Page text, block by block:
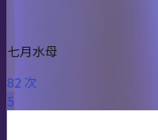
七月水母
82 次
5